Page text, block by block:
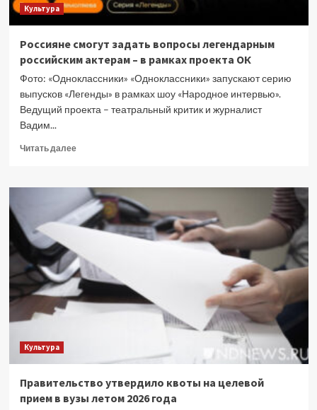
Культура
Россияне смогут задать вопросы легендарным
российским актерам – в рамках проекта ОК
Фото: «Одноклассники» «Одноклассники» запускают серию
выпусков «Легенды» в рамках шоу «Народное интервью».
Ведущий проекта – театральный критик и журналист
Вадим...
Читать далееПрочитать
Россияне
смогут
задать
вопросы
легендарным
российским
актерам
–
в
рамках
Культура
Правительство утвердило квоты на целевой
прием в вузы летом 2026 года